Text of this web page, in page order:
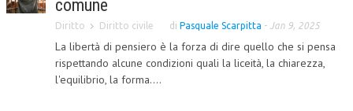
AUTORI
COLLABORA CON NOI
ECONOMIA
comune
Diritto Diritto civile di Pasquale Scarpitta - Jan 9, 2025
La libertà di pensiero è la forza di dire quello che si pensa
rispettando alcune condizioni quali la liceità, la chiarezza,
l'equilibrio, la forma....